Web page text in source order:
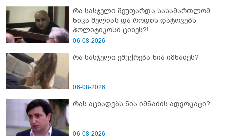
რა სასჯელი შეუფარდა სასამართლომ
ნიკა მელიას და როდის დატოვებს
პოლიტიკოსი ციხეს?!
06-08-2026
რა სასჯელი ემუქრება ნია იმნაძეს?
06-08-2026
რას აცხადებს ნია იმნაძის ადვოკატი?
06-08-2026